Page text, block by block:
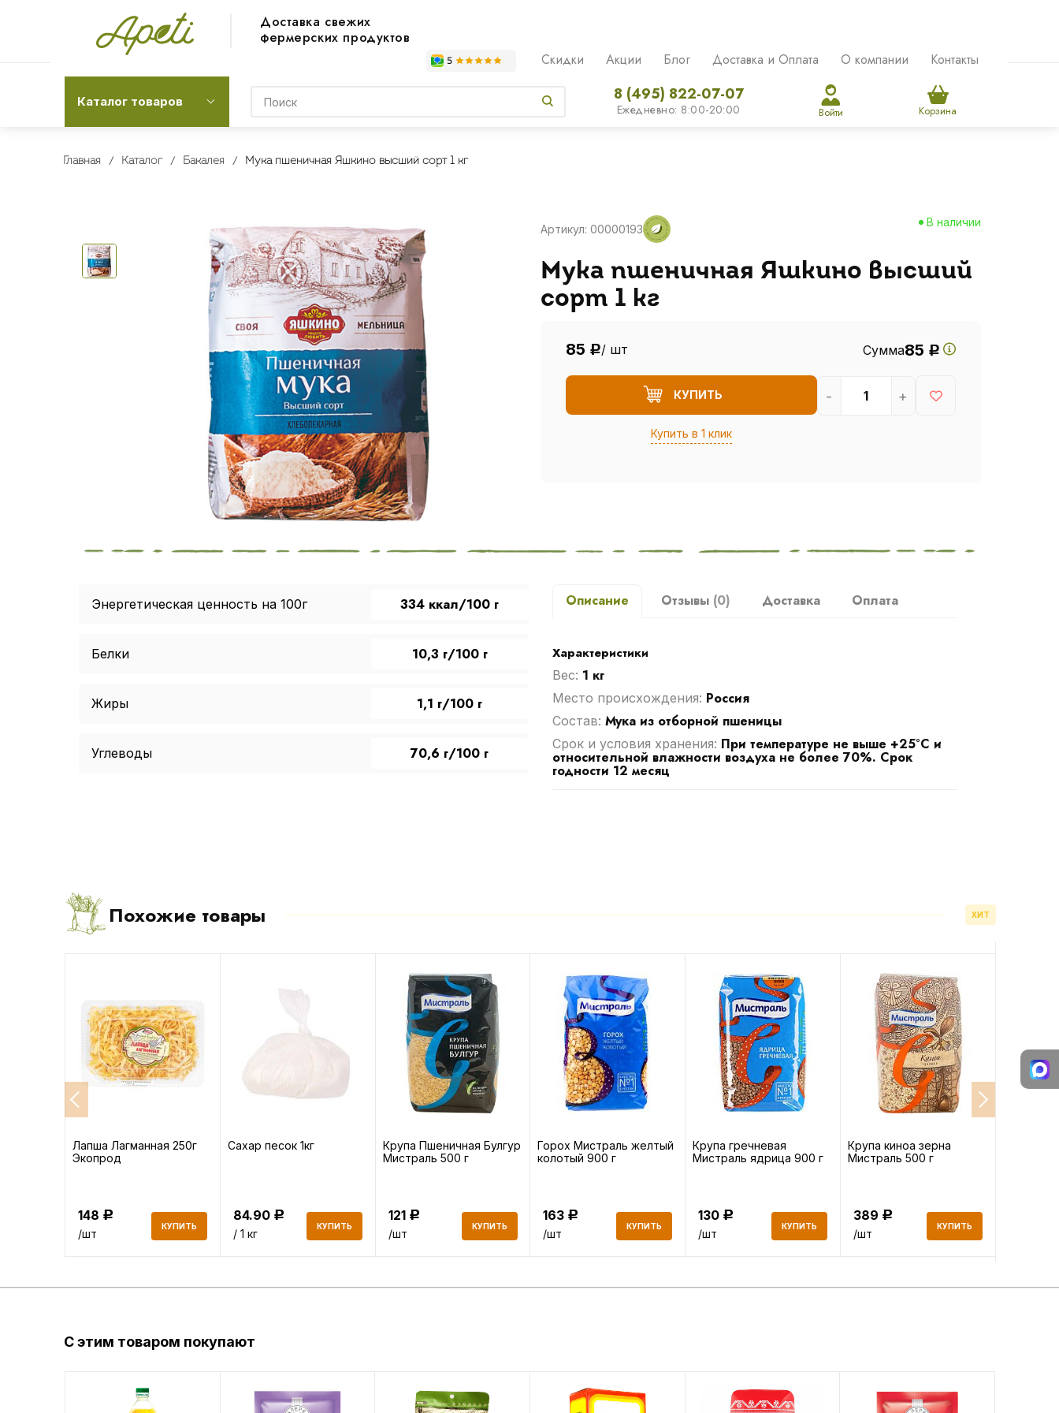
Доставка свежих
фермерских продуктов
Скидки Акции Блог Доставка и Оплата О компании Контакты
Каталог товаров 8 (495) 822-07-07
Ежедневно: 8:00-20:00 Войти Корзина
Главная Каталог Бакалея Мука пшеничная Яшкино высший сорт 1 кг
Артикул: 00000193
В наличии
Мука пшеничная Яшкино высший
сорт 1 кг
85 Р/ шт Сумма85 Р
КУПИТЬ
Купить в 1 клик
- +
Энергетическая ценность на 100г 334 ккал/100 г
Белки 10,3 г/100 г
Жиры 1,1 г/100 г
Углеводы 70,6 г/100 г
Описание Отзывы (0) Доставка Оплата
Характеристики
Вес: 1 кг
Место происхождения: Россия
Cостав: Мука из отборной пшеницы
Срок и условия хранения: При температуре не выше +25°С и
относительной влажности воздуха не более 70%. Срок
годности 12 месяц
Похожие товары ХИТ
Лапша Лагманная 250г
Экопрод
148 Р
/шт
КУПИТЬ
Сахар песок 1кг
84.90 Р
/ 1 кг
КУПИТЬ
Крупа Пшеничная Булгур
Мистраль 500 г
121 Р
/шт
КУПИТЬ
Горох Мистраль желтый
колотый 900 г
163 Р
/шт
КУПИТЬ
Крупа гречневая
Мистраль ядрица 900 г
130 Р
/шт
КУПИТЬ
Крупа киноа зерна
Мистраль 500 г
389 Р
/шт
КУПИТЬ
С этим товаром покупают